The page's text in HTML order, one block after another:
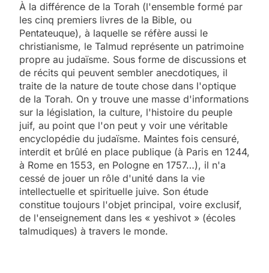
À la différence de la Torah (l'ensemble formé par
les cinq premiers livres de la Bible, ou
Pentateuque), à laquelle se réfère aussi le
christianisme, le Talmud représente un patrimoine
propre au judaïsme. Sous forme de discussions et
de récits qui peuvent sembler anecdotiques, il
traite de la nature de toute chose dans l'optique
de la Torah. On y trouve une masse d'informations
sur la législation, la culture, l'histoire du peuple
juif, au point que l'on peut y voir une véritable
encyclopédie du judaïsme. Maintes fois censuré,
interdit et brûlé en place publique (à Paris en 1244,
à Rome en 1553, en Pologne en 1757…), il n'a
cessé de jouer un rôle d'unité dans la vie
intellectuelle et spirituelle juive. Son étude
constitue toujours l'objet principal, voire exclusif,
de l'enseignement dans les « yeshivot » (écoles
talmudiques) à travers le monde.